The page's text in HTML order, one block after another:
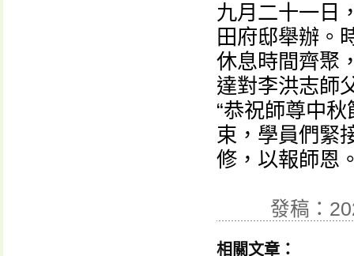
九月二十一日
田府邸舉辦。
休息時間齊聚
達對李洪志師
“恭祝師尊中
束，學員們緊
修，以報師恩
發稿：
相關文章：